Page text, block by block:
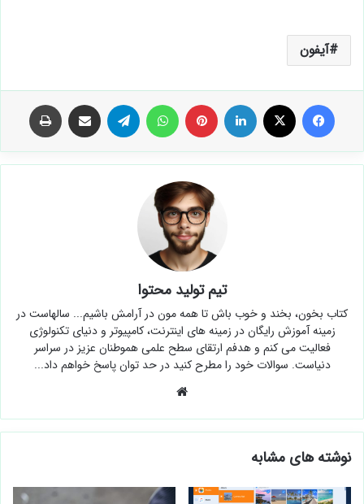
آیفون
فیس بوک لینکدین ‫پین‌ترست تلگرام اشتراک گذاری از طریق ایمیل
تیم تولید محتوا
کتاب بخون، بخند و خوب باش تا همه مون در آرامش باشیم... سالهاست در
زمینه آموزش رایگان در زمینه های اینترنت، کامپیوتر و دنیای تکنولوژی
فعالیت می کنم و هدفم ارتقای سطح علمی هموطنان عزیز در سراسر
دنیاست. سوالات خود را مطرح کنید در حد توان پاسخ خواهم داد...
نوشته های مشابه